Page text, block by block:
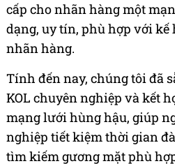
cấp cho nhãn hàng một
dạng, uy tín, phù hợp với
nhãn hàng.
Tính đến nay, chúng tôi đã
KOL chuyên nghiệp và kết
mạng lưới hùng hậu, giúp
nghiệp tiết kiệm thời gian
tìm kiếm gương mặt phù